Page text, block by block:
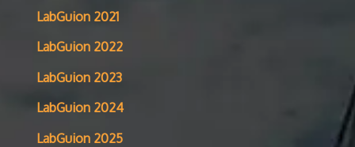
LabGuion 2021
LabGuion 2022
LabGuion 2023
LabGuion 2024
LabGuion 2025